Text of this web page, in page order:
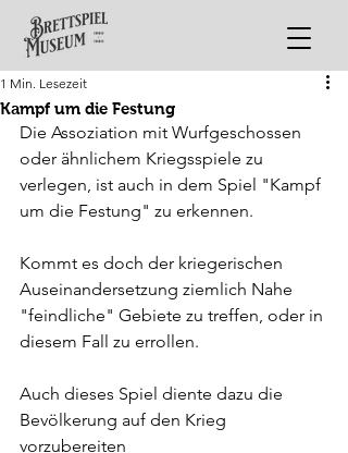
Kampf um die Festung
1 Min. Lesezeit
Die Assoziation mit Wurfgeschossen
oder ähnlichem Kriegsspiele zu
verlegen, ist auch in dem Spiel "Kampf
um die Festung" zu erkennen.
Kommt es doch der kriegerischen
Auseinandersetzung ziemlich Nahe
"feindliche" Gebiete zu treffen, oder in
diesem Fall zu errollen.
Auch dieses Spiel diente dazu die
Bevölkerung auf den Krieg
vorzubereiten